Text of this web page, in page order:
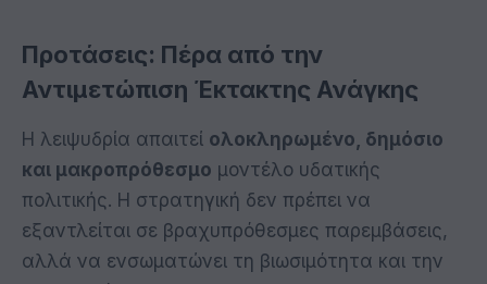
Προτάσεις: Πέρα από την
Αντιμετώπιση Έκτακτης Ανάγκης
Η λειψυδρία απαιτεί ολοκληρωμένο, δημόσιο
και μακροπρόθεσμο μοντέλο υδατικής
πολιτικής. Η στρατηγική δεν πρέπει να
εξαντλείται σε βραχυπρόθεσμες παρεμβάσεις,
αλλά να ενσωματώνει τη βιωσιμότητα και την